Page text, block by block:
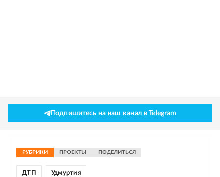
Подпишитесь на наш канал в Telegram
РУБРИКИ ПРОЕКТЫ ПОДЕЛИТЬСЯ
ДТП Удмуртия